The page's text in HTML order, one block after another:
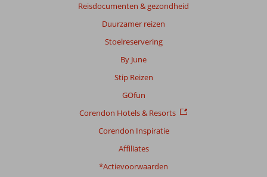
Reisdocumenten & gezondheid
Duurzamer reizen
Stoelreservering
By June
Stip Reizen
GOfun
Corendon Hotels & Resorts
Corendon Inspiratie
Affiliates
*Actievoorwaarden